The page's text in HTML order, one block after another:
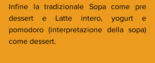
Infine la tradizionale Sopa come pre
dessert e Latte intero, yogurt e
pomodoro (interpretazione della sopa)
come dessert.